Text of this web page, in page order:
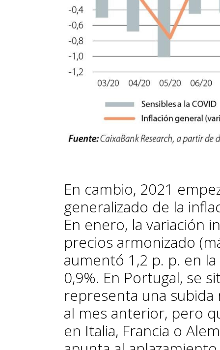
En cambio, 2021
generalizado de la
En enero, la variación
precios armonizado
aumentó 1,2 p. p. en
0,9%. En Portugal, se
representa una
al mes anterior, pero
en Italia, Francia o